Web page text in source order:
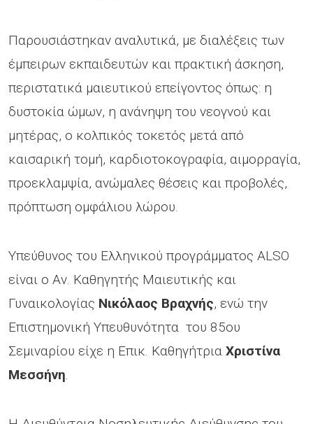
Παρουσιάστηκαν αναλυτικά, με διαλέξεις των
έμπειρων εκπαιδευτών και πρακτική άσκηση,
περιστατικά μαιευτικού επείγοντος όπως: η
δυστοκία ώμων, η ανάνηψη του νεογνού και
μητέρας, ο κολπικός τοκετός μετά από
καισαρική τομή, καρδιοτοκογραφία, αιμορραγία,
προεκλαμψία, ανώμαλες θέσεις και προβολές,
πρόπτωση ομφάλιου λώρου.
Υπεύθυνος του Ελληνικού προγράμματος ALSO
είναι ο Αν. Καθηγητής Μαιευτικής και
Γυναικολογίας Νικόλαος Βραχνής, ενώ την
Επιστημονική Υπευθυνότητα του 85ου
Σεμιναρίου είχε η Επικ. Καθηγήτρια Χριστίνα
Μεσσήνη